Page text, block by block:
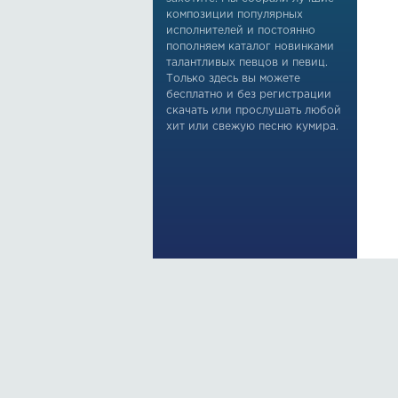
композиции популярных
исполнителей и постоянно
пополняем каталог новинками
талантливых певцов и певиц.
Только здесь вы можете
бесплатно и без регистрации
скачать или прослушать любой
хит или свежую песню кумира.